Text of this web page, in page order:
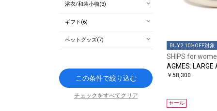
BUY2 10%OFF対象
SHIPS for
AGMES: LARGE
￥58,300
セール
浴衣/和装小物(3)
ギフト(6)
ペットグッズ(7)
この条件で絞り込む
チェックをすべてクリア